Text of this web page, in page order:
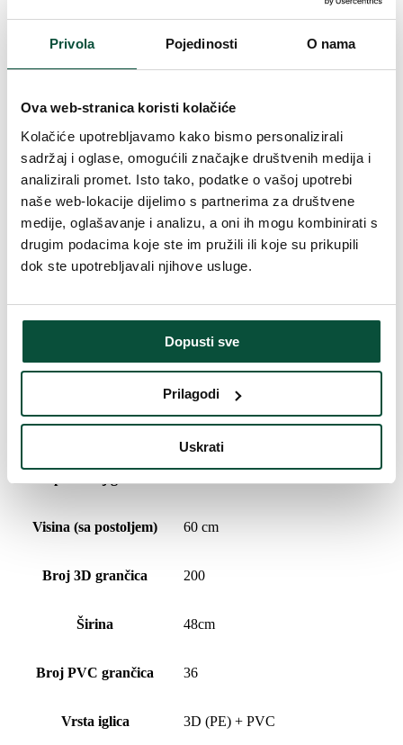
Privola Pojedinosti O nama
Ova web-stranica koristi kolačiće
Kolačiće upotrebljavamo kako bismo personalizirali
sadržaj i oglase, omogućili značajke društvenih medija i
analizirali promet. Isto tako, podatke o vašoj upotrebi
naše web-lokacije dijelimo s partnerima za društvene
medije, oglašavanje i analizu, a oni ih mogu kombinirati s
drugim podacima koje ste im pružili ili koje su prikupili
dok ste upotrebljavali njihove usluge.
Dopusti sve
Prilagodi
Uskrati
12
Broj dijelova 1
Težina (brutto) 15
Postolje (uključeno u paket) Saksija
Paket 1 60x20x20
Povijest cijena
Najniža cijena u zadnjih 30 dana je61€
Parametri proizvoda
Vrijeme isporuke 4 dana
Visina (sa postoljem) 60 cm
Broj 3D grančica 200
Širina 48cm
Broj PVC grančica 36
Vrsta iglica 3D (PE) + PVC